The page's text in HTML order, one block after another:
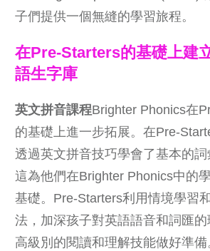
子們提供一個無縫的學習旅程。
在Pre-Starters的基礎上建
語生字庫
英文拼音課程Brighter Phonics在
的基礎上進一步拓展。在Pre-
透過英文拼音技巧學會了基本的詞
這為他們在Brighter Phonics中的
基礎。Pre-Starters利用情境學習
法，加深孩子對英語語音和詞匯
高級別的閱讀和理解技能做好準備